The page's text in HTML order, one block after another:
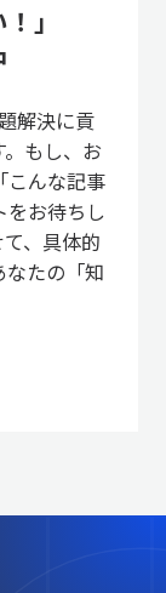
」
解決に貢
もし、お
こんな記事
をお待ちし
、具体的
たの「知